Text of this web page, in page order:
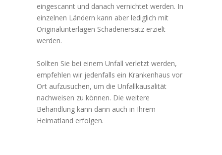
eingescannt und danach vernichtet werden. In
einzelnen Ländern kann aber lediglich mit
Originalunterlagen Schadenersatz erzielt
werden.
Sollten Sie bei einem Unfall verletzt werden,
empfehlen wir jedenfalls ein Krankenhaus vor
Ort aufzusuchen, um die Unfallkausalität
nachweisen zu können. Die weitere
Behandlung kann dann auch in Ihrem
Heimatland erfolgen.